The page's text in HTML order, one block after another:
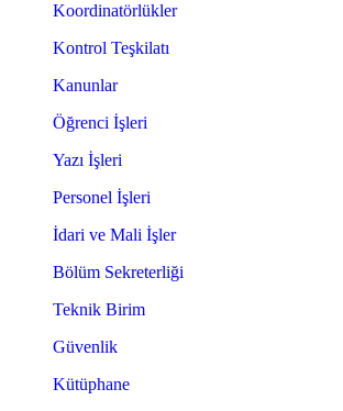
Koordinatörlükler
Kontrol Teşkilatı
Kanunlar
Öğrenci İşleri
Yazı İşleri
Personel İşleri
İdari ve Mali İşler
Bölüm Sekreterliği
Teknik Birim
Güvenlik
Kütüphane